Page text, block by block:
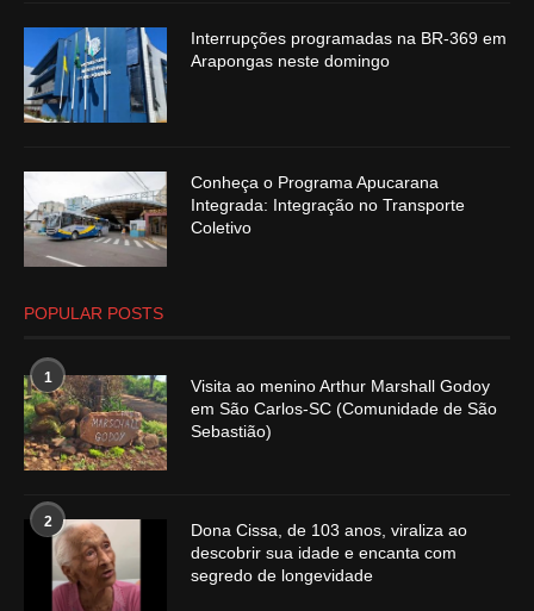
Interrupções programadas na BR-369 em
Arapongas neste domingo
Conheça o Programa Apucarana
Integrada: Integração no Transporte
Coletivo
POPULAR POSTS
1
Visita ao menino Arthur Marshall Godoy
em São Carlos-SC (Comunidade de São
Sebastião)
2
Dona Cissa, de 103 anos, viraliza ao
descobrir sua idade e encanta com
segredo de longevidade